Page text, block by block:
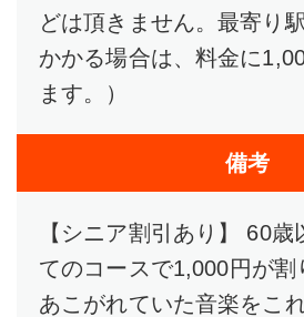
どは頂きません。最寄り
かかる場合は、料金に
ます。）
備考
【シニア割引あり】 60
てのコースで1,000円が割
あこがれていた音楽をこ